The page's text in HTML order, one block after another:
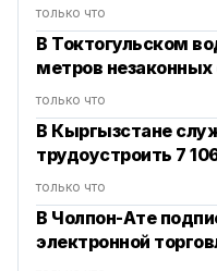
только что
В Токтогульском
метров незаконных
только что
В Кыргызстане
трудоустроить 7
только что
В Чолпон-Ате
электронной